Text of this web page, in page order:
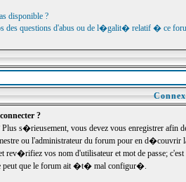
disponible ?
des questions d'abus ou de l�galit� relatif � ce
?
s�rieusement, vous devez vous enregistrer
ou l'administrateur du forum pour en
rev�rifiez vos nom d'utilisateur et mot de passe;
peut que le forum ait �t� mal configur�.